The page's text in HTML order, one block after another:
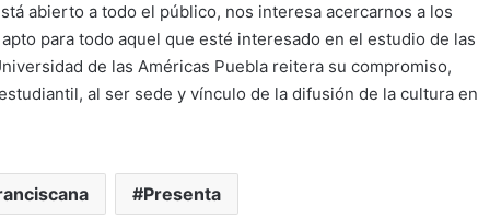
abierto a todo el público, nos interesa acercarnos a los
para todo aquel que esté interesado en el estudio de las
de las Américas Puebla reitera su compromiso,
al ser sede y vínculo de la difusión de la cultura en
Presenta